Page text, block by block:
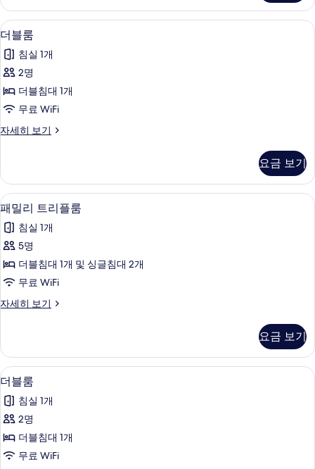
세
히
보
기
더
블
룸
사
진
두
기
10
더블룸
침실 1개
2명
더블침대 1개
무료 WiFi
자세히 보기
더
세
히
보
기
요금 보기
패
밀
리
트
리
룸
진
모
두
보
기
패밀리 트리플룸 | 다리미/다리미판, 무
10
패밀리 트리플룸
침실 1개
5명
더블침대 1개 및 싱글침대 2개
무료 WiFi
자세히 보기
패
리
플
룸
자
세
히
기
요금 보기
더
블
룸
사
진
2
더블룸
침실 1개
2명
더블침대 1개
무료 WiFi